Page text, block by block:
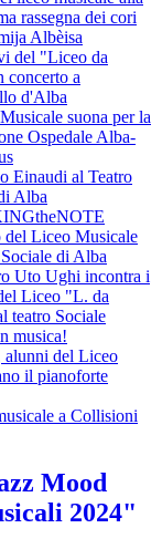
rassegna dei cori
Albèisa
del "Liceo da
a
d'Alba
suona per la
Ospedale Alba-
Einaudi al Teatro
Alba
del Liceo Musicale
di Alba
Uto Ughi incontra i
Liceo "L. da
teatro Sociale
musica!
alunni del Liceo
il pianoforte
a Collisioni
Mood
2024"